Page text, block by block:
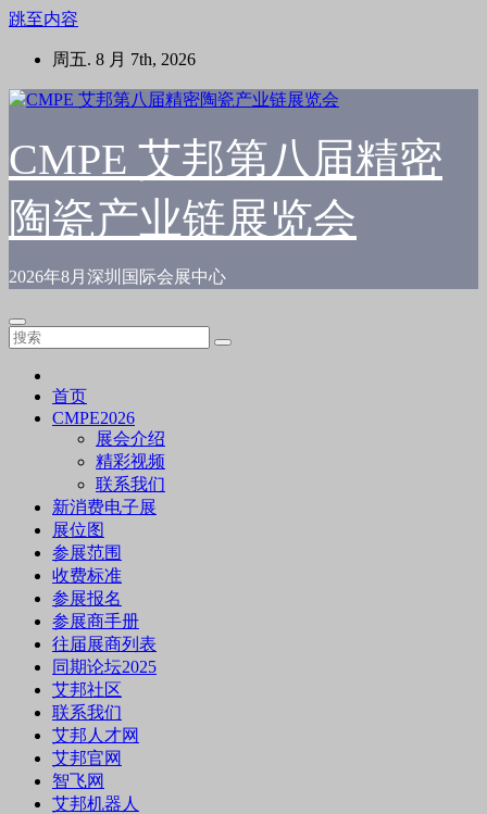
跳至内容
周五. 8 月 7th, 2026
CMPE 艾邦第八届精密
陶瓷产业链展览会
2026年8月深圳国际会展中心
首页
CMPE2026
展会介绍
精彩视频
联系我们
新消费电子展
展位图
参展范围
收费标准
参展报名
参展商手册
往届展商列表
同期论坛2025
艾邦社区
联系我们
艾邦人才网
艾邦官网
智飞网
艾邦机器人